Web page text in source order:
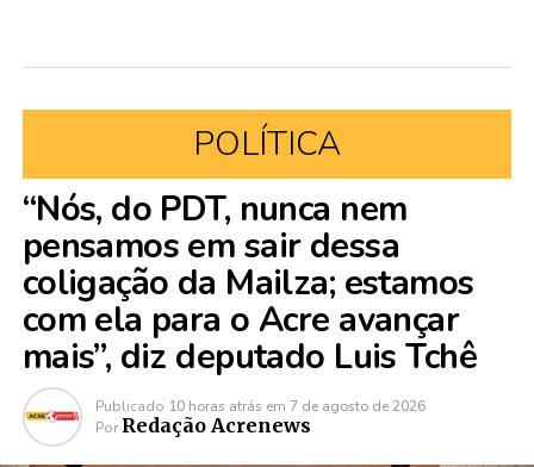
POLÍTICA
“Nós, do PDT, nunca nem
pensamos em sair dessa
coligação da Mailza; estamos
com ela para o Acre avançar
mais”, diz deputado Luis Tchê
Publicado 10 horas atrás em 7 de agosto de 2026
Por Redação Acrenews